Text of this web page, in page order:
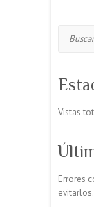
Vistas
Errores
evitarlos.